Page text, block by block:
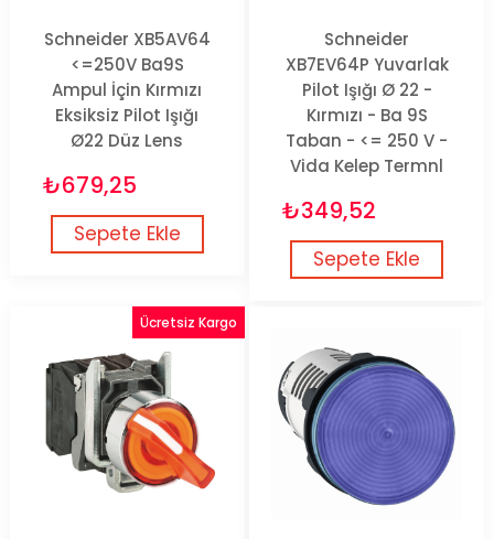
Schneider XB5AV64
<=250V Ba9S
Ampul İçin Kırmızı
Eksiksiz Pilot Işığı
Ø22 Düz Lens
₺679,25
Sepete Ekle
Schneider
XB7EV64P Yuvarlak
Pilot Işığı Ø 22 -
Kırmızı - Ba 9S
Taban - <= 250 V -
Vida Kelep Termnl
₺349,52
Sepete Ekle
Ücretsiz Kargo